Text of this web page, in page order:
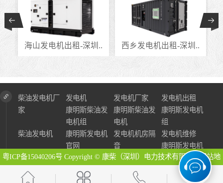
海山发电机出租-深圳.. 西乡发电机出租-深圳..
柴油发电机厂
家
发电机 发电机厂家
发电机出租
康明斯柴油发
电机组
康明斯柴油发
电机
康明斯发电机
组
柴油发电机
康明斯发电机
官网
发电机机房隔
音
发电机维修
康明斯发电机
粤ICP备15040206号 Copyright © 康柴（深圳）电力技术有限公司 网站地
图